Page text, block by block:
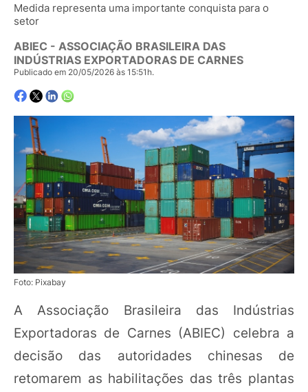
Medida representa uma importante conquista para o
setor
ABIEC - ASSOCIAÇÃO BRASILEIRA DAS
INDÚSTRIAS EXPORTADORAS DE CARNES
Publicado em 20/05/2026 às 15:51h.
Foto: Pixabay
A Associação Brasileira das Indústrias
Exportadoras de Carnes (ABIEC) celebra a
decisão das autoridades chinesas de
retomarem as habilitações das três plantas